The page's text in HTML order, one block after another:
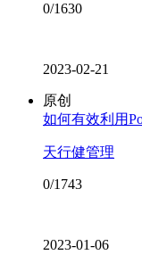
0/1630
2023-02-21
原创
如何有效利用
天行健管理
0/1743
2023-01-06